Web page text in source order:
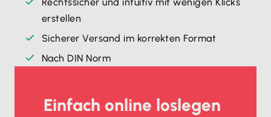
Rechtssicher und intuitiv mit wenigen Klicks
erstellen
Sicherer Versand im korrekten Format
Nach DIN Norm
Einfach online loslegen